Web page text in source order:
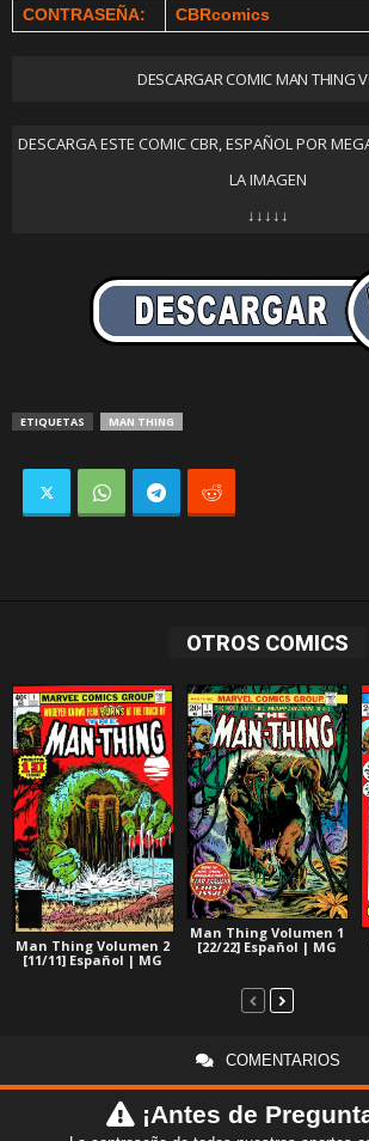
CONTRASEÑA:
CBRcomics
DESCARGAR COMIC MAN THING
DESCARGA ESTE COMIC CBR, ESPAÑOL POR
LA IMAGEN
↓↓↓↓↓
ETIQUETAS MAN THING
OTROS COMICS
Man Thing Volumen 2
[11/11] Español | MG
Man Thing Volumen 1
[22/22] Español | MG
COMENTARIOS
¡Antes de